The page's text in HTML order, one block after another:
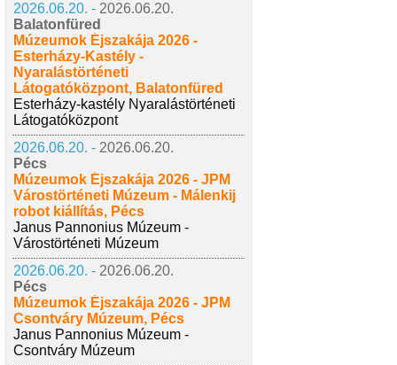
2026.06.20. - 2026.06.20.
Balatonfüred
Múzeumok Éjszakája 2026 -
Esterházy-Kastély -
Nyaralástörténeti
Látogatóközpont, Balatonfüred
Esterházy-kastély Nyaralástörténeti
Látogatóközpont
2026.06.20. - 2026.06.20.
Pécs
Múzeumok Éjszakája 2026 - JPM
Várostörténeti Múzeum - Málenkij
robot kiállítás, Pécs
Janus Pannonius Múzeum -
Várostörténeti Múzeum
2026.06.20. - 2026.06.20.
Pécs
Múzeumok Éjszakája 2026 - JPM
Csontváry Múzeum, Pécs
Janus Pannonius Múzeum -
Csontváry Múzeum